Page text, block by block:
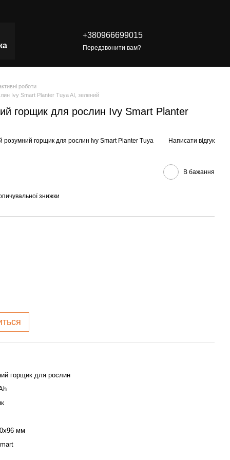
+380966699015
Передзвонити вам?
роботи
Ivy Smart Planter Tuya AI, зелений
горщик для рослин Ivy Smart Planter
розумний горщик для рослин Ivy Smart Planter Tuya
Написати відгук
В бажання
знижки
горщик для рослин
мм